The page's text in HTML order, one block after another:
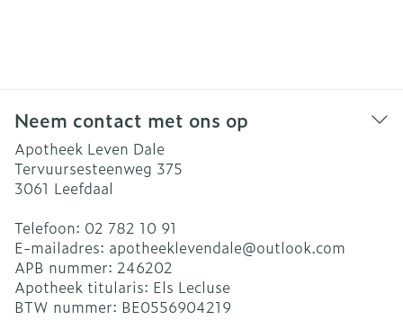
Neem contact met ons op
Apotheek Leven Dale
Tervuursesteenweg 375
3061 Leefdaal
Telefoon: 02 782 10 91
E-mailadres: apotheeklevendale@outlook.com
APB nummer: 246202
Apotheek titularis: Els Lecluse
BTW nummer: BE0556904219